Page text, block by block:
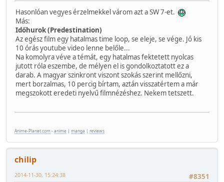
Hasonlóan vegyes érzelmekkel várom azt a SW 7-et.
Más:
Időhurok (Predestination)
Az egész film egy hatalmas time loop, se eleje, se vége. Jó kis
10 órás youtube video lenne belőle...
Na komolyra véve a témát, egy hatalmas fektetett nyolcas
jutott róla eszembe, de mélyen el is gondolkoztatott ez a
darab. A magyar szinkront viszont szokás szerint mellőzni,
mert borzalmas, 10 percig bírtam, aztán visszatértem a már
megszokott eredeti nyelvű filmnézéshez. Nekem tetszett.
Anime-Planet.com -anime | manga | reviews
chilip
#8351
2014-11-30, 15:24:38